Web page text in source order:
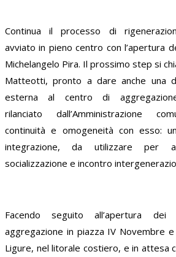
Continua il processo di
avviato in pieno centro con l’apertura
Michelangelo Pira. Il prossimo step si
Matteotti, pronto a dare anche una
esterna al centro di
rilanciato dall’Amministrazione
continuità e omogeneità con esso:
integrazione, da utilizzare per
socializzazione e incontro
Facendo seguito all’apertura
aggregazione in piazza IV Novembre
Ligure, nel litorale costiero, e in attesa